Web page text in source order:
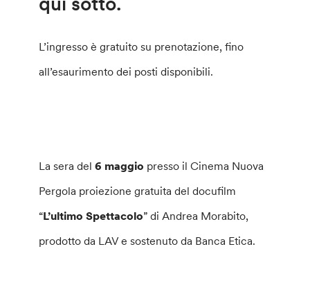
L’ingresso è gratuito su prenotazione, fino
all’esaurimento dei posti disponibili.
La sera del6 maggio presso il Cinema Nuova
Pergola proiezione gratuita del docufilm
“L’ultimo Spettacolo” di Andrea Morabito,
prodotto da LAV e sostenuto da Banca Etica.